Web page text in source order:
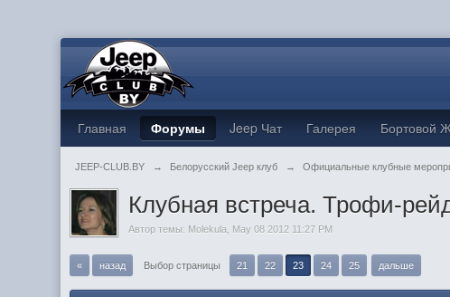
Главная Форумы Jeep Чат Галерея Бортовой
JEEP-CLUB.BY → Белорусский Jeep клуб → Официальные клубные
Клубная встреча. Трофи-
Автор темы: Molekula May 08 2012 11:27 PM
« назад Выбор страницы 21 22 23 24 25 дальше